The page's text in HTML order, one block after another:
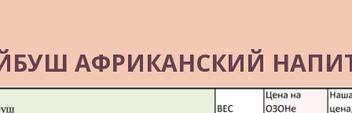
АФРИКАНСКИЙ